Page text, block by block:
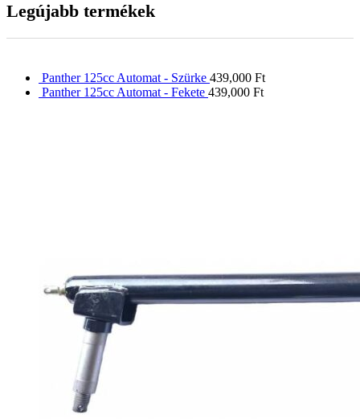
Legújabb termékek
Panther 125cc Automat - Szürke 439,000 Ft
Panther 125cc Automat - Fekete 439,000 Ft